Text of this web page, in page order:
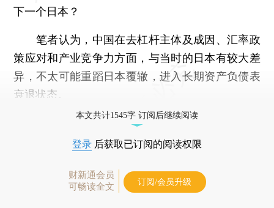
下一个日本？
笔者认为，中国在去杠杆主体及成因、汇率政
策应对和产业竞争力方面，与当时的日本有较大差
异，不太可能重蹈日本覆辙，进入长期资产负债表
衰退状态。
本文共计1545字 订阅后继续阅读
登录 后获取已订阅的阅读权限
财新通会员
可畅读全文
订阅/会员升级